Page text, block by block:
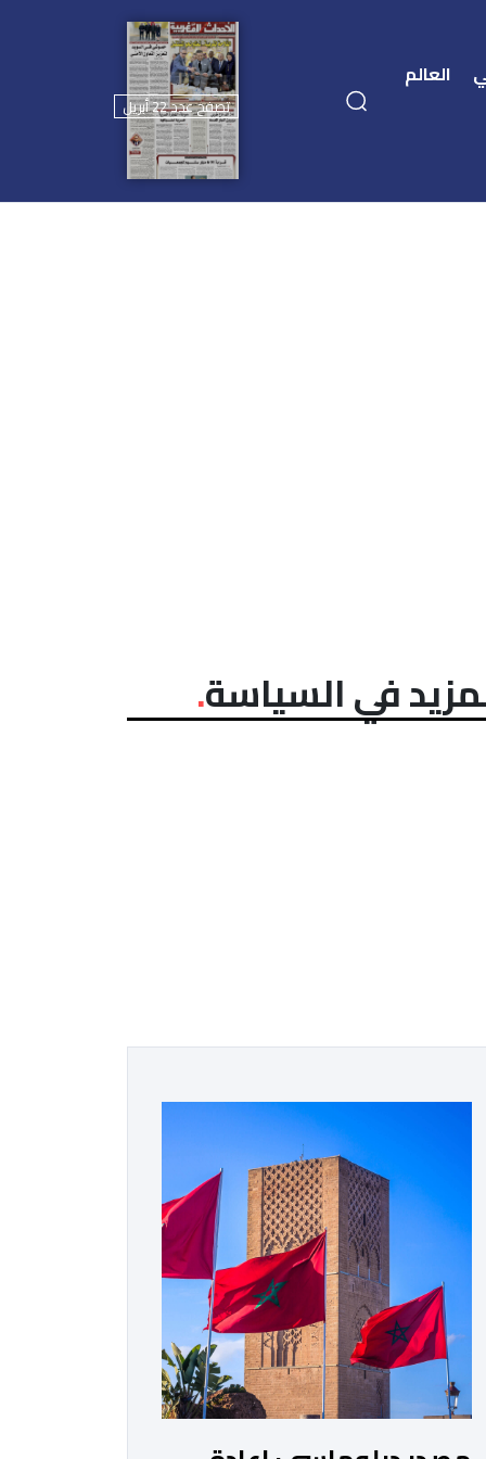
العالم
تصفح عدد 22 أبريل
في السياسة